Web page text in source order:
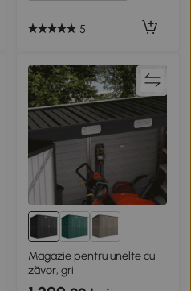
5
Magazie pentru unelte cu
zăvor, gri